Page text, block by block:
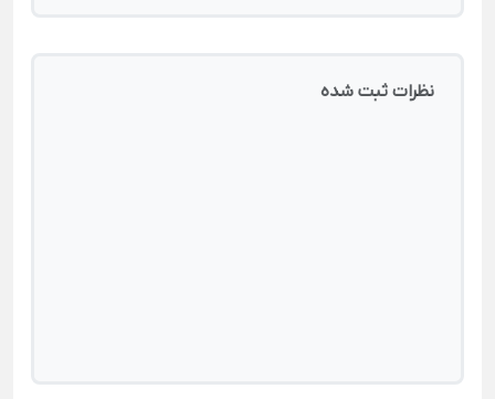
نظرات ثبت شده